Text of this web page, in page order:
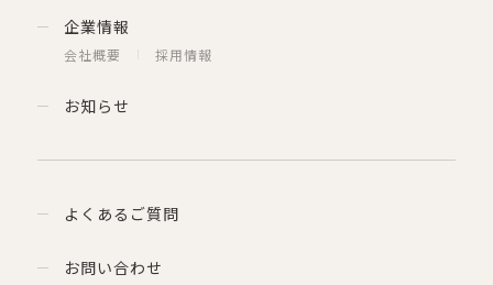
企業情報
会社概要 採用情報
お知らせ
よくあるご質問
お問い合わせ